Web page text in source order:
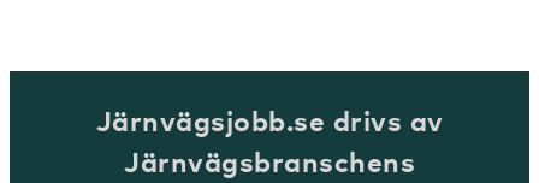
Järnvägsjobb.se drivs av
Järnvägsbranschens